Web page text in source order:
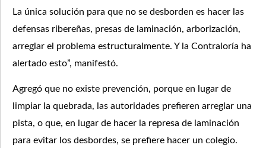
La única solución para que no se desborden es hacer las
defensas ribereñas, presas de laminación, arborización,
arreglar el problema estructuralmente. Y la Contraloría ha
alertado esto”, manifestó.
Agregó que no existe prevención, porque en lugar de
limpiar la quebrada, las autoridades prefieren arreglar una
pista, o que, en lugar de hacer la represa de laminación
para evitar los desbordes, se prefiere hacer un colegio.